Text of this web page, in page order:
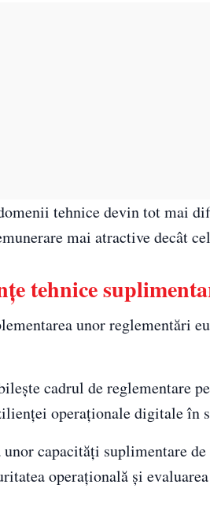
tehnice devin tot mai
mai atractive decât
tehnice
unor reglementări
cadrul de reglementare
operaționale digitale în
capacități suplimentare
operațională și